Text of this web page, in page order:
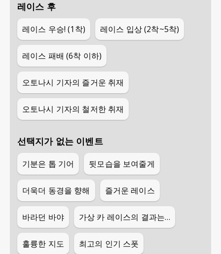
레이스 후
레이스 우승! (1착) 레이스 입상 (2착~5착)
레이스 패배 (6착 이하)
오토나시 기자의 즐거운 취재
오토나시 기자의 철저한 취재
선택지가 없는 이벤트
기분은 톱 기어 뒷모습을 보여줄게
더욱더 동경을 향해 즐거운 레이스
바라던 바야 가상 카 레이스의 결과는…
훌륭한 지도 최고의 인기 스폿